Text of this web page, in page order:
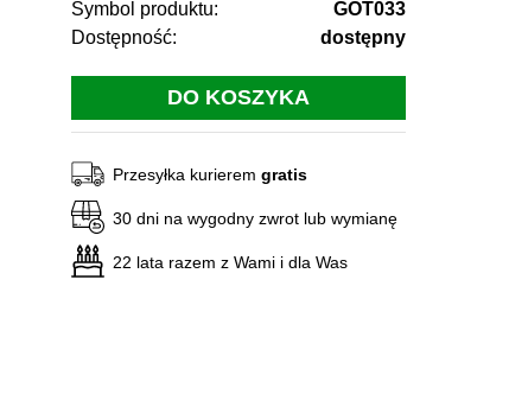
Symbol produktu:
GOT033
Dostępność:
dostępny
Przesyłka kurierem gratis
30 dni na wygodny zwrot lub wymianę
22 lata razem z Wami i dla Was